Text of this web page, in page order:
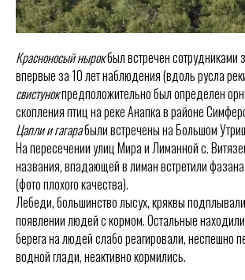
Красноносый нырокбыл встречен сотрудниками
впервые за 10 лет наблюдения (вдоль русла
свистунокпредположительно был определен
скопления птиц на реке Анапка в районе
Цапли и гагарабыли встречены на Большом
На пересечении улиц Мира и Лиманной с.
названия, впадающей в лиман встретили
(фото плохого качества).
Лебеди, большинство лысух, кряквы подплывали
появлении людей с кормом. Остальные
берега на людей слабо реагировали, неспешно
водной глади, неактивно кормились.